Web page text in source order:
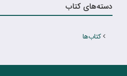
دسته‌های کتاب
کتاب‌ها